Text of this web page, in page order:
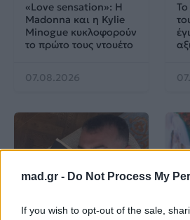
mad.gr - Do Not Process My
If you wish to opt-out of the sale,
«Love sensation»: Η
Madonna και η Kylie
Minogue κυκλοφορούν
το πρώτο τους ντουέτο
07.08.2026